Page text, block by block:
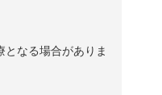
なる場合がありま